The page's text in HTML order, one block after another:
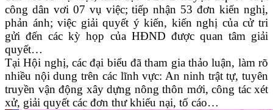
công dân vơi 07 vụ việc; tiếp nhận 53 đơn kiến nghị,
phản ánh; việc giải quyết ý kiến, kiến nghị của cử tri
gửi đến các kỳ họp của HĐND được quan tâm giải
quyết…
Tại Hội nghị, các đại biểu đã tham gia thảo luận, làm rõ
nhiều nội dung trên các lĩnh vực: An ninh trật tự, tuyên
truyền vận động xây dựng nông thôn mới, công tác xét
xử, giải quyết các đơn thư khiếu nại, tố cáo…